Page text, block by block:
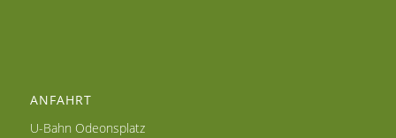
ANFAHRT
U-Bahn Odeonsplatz